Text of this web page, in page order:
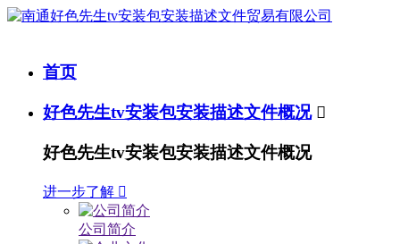
首页
好色先生tv安装包安装描述文件概况 
好色先生tv安装包安装描述文件概况
进一步了解 
公司简介